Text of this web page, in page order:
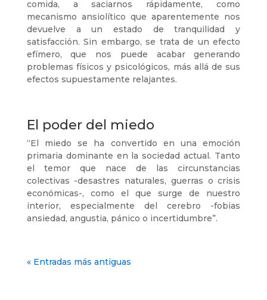
comida, a saciarnos rápidamente, como
mecanismo ansiolítico que aparentemente nos
devuelve a un estado de tranquilidad y
satisfacción. Sin embargo, se trata de un efecto
efímero, que nos puede acabar generando
problemas físicos y psicológicos, más allá de sus
efectos supuestamente relajantes.
El poder del miedo
“El miedo se ha convertido en una emoción
primaria dominante en la sociedad actual. Tanto
el temor que nace de las circunstancias
colectivas -desastres naturales, guerras o crisis
económicas-, como el que surge de nuestro
interior, especialmente del cerebro -fobias
ansiedad, angustia, pánico o incertidumbre”.
« Entradas más antiguas